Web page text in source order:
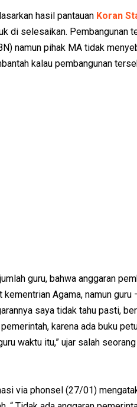
hasil pantauan Koran
di selesaikan. Pembangunan
namun pihak MA tidak
kalau pembangunan
guru, bahwa anggaran
Agama, namun
saya tidak tahu pasti,
karena ada buku
waktu itu,” ujar salah
via phonsel (27/01)